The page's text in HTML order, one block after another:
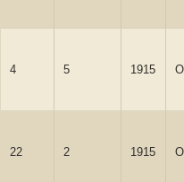
4 5 1915
22 2 1915